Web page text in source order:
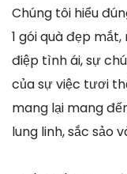
Chúng tôi hiểu
1 gói quà đẹp
điệp tình ái, sự
của sự việc tươi
mang lại mang
lung linh, sắc sảo